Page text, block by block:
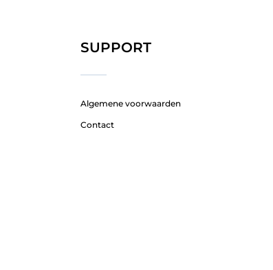
SUPPORT
Algemene voorwaarden
Contact